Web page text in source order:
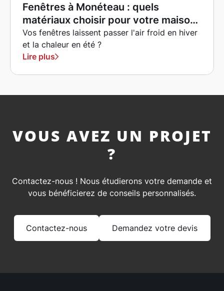
Fenêtres à Monéteau : quels
matériaux choisir pour votre maison
?
Vos fenêtres laissent passer l'air froid en hiver
et la chaleur en été ?
Lire plus
VOUS AVEZ UN PROJET
?
Contactez-nous ! Nous étudierons votre demande et
vous bénéficierez de conseils personnalisés.
Contactez-nous Demandez votre devis